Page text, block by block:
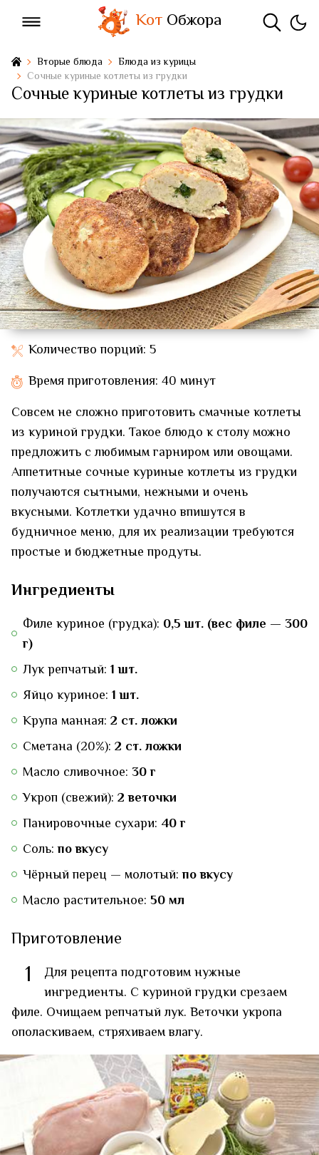
КотОбжора
Вторые блюда
Блюда из курицы
Сочные куриные котлеты из грудки
Сочные куриные котлеты из грудки
Количество порций: 5
Время приготовления: 40 минут
Совсем не сложно приготовить смачные котлеты
из куриной грудки. Такое блюдо к столу можно
предложить с любимым гарниром или овощами.
Аппетитные сочные куриные котлеты из грудки
получаются сытными, нежными и очень
вкусными. Котлетки удачно впишутся в
будничное меню, для их реализации требуются
простые и бюджетные продуты.
Ингредиенты
Филе куриное (грудка): 0,5 шт. (вес филе — 300
г)
Лук репчатый: 1 шт.
Яйцо куриное: 1 шт.
Крупа манная: 2 ст. ложки
Сметана (20%): 2 ст. ложки
Масло сливочное: 30 г
Укроп (свежий): 2 веточки
Панировочные сухари: 40 г
Соль:по вкусу
Чёрный перец — молотый:по вкусу
Масло растительное: 50 мл
Приготовление
1
Для рецепта подготовим нужные
ингредиенты. С куриной грудки срезаем
филе. Очищаем репчатый лук. Веточки укропа
ополаскиваем, стряхиваем влагу.